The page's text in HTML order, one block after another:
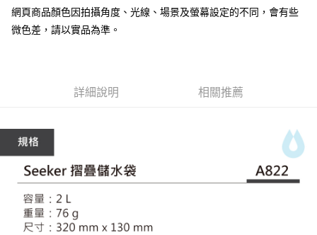
３．收到繳費通知簡訊後14天內，點擊此簡訊中的連結，可透過四大超商／
ATM／網路銀行／等多元方式進行付款，方視為交易完成。
※ 請注意：結帳手續完成當下不需立刻繳費，但若您需要取消訂單，請聯絡
是否繳費成功／繳費後需取消欲退款等相關疑問，請聯繫「AFTEE先享後付
客戶支援中心」 https://netprotections.freshdesk.com/support/home
１．透過由恩沛科技股份有限公司提供之「AFTEE先享後付」服務完成之交
易，需依本服務之必要範圍內提供個人資料，並將交易相關給付款項請求債
權轉讓予恩沛科技股份有限公司。
２．關於個人資料處理事宜，請瀏覽以下網址：
３．未成年的使用者請事先徵得法定代理人或監護人之同意方可使用
「AFTEE先享後付」，若未經同意申辦者引起之損失，本公司不負相關責
任。
7-11取貨付款
每筆NT$60，滿NT$799(含以上)免運費
貨到付款
每筆NT$130，滿NT$3,000(含以上)免運費
網頁商品顏色因拍攝角度、光線、場景及螢幕設定的不同，會有些
微色差，請以實品為準。
詳細說明 相關推薦